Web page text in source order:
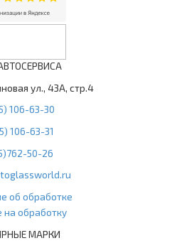
ул., 43А, стр.4
106-63-30
106-63-31
50-26
об обработке
на обработку
МАРКИ